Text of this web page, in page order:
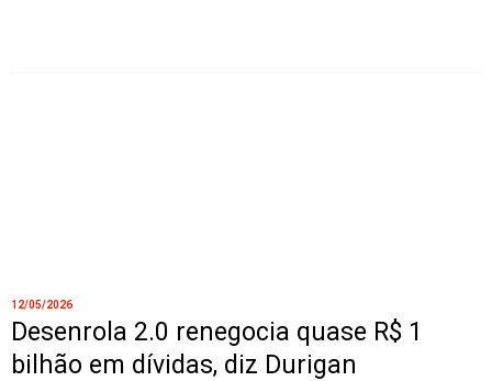
12/05/2026
Desenrola 2.0 renegocia quase R$ 1
bilhão em dívidas, diz Durigan